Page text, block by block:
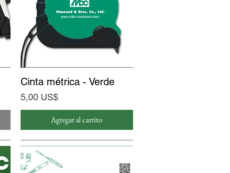
Vista rápida
Cinta métrica - Verde
Precio
5,00 US$
Agregar al carrito